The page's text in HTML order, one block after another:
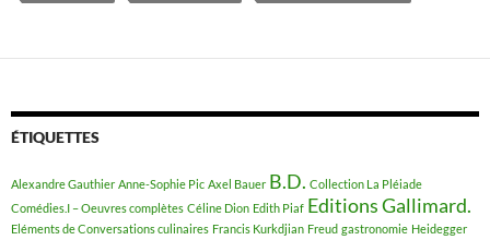
ÉTIQUETTES
Alexandre Gauthier Anne-Sophie Pic Axel Bauer B.D. Collection La Pléiade
Comédies.I – Oeuvres complètes Céline Dion Edith Piaf Editions Gallimard.
Eléments de Conversations culinaires Francis Kurkdjian Freud gastronomie Heidegger